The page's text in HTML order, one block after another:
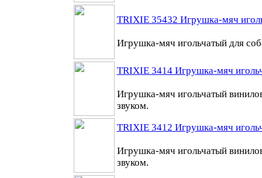
TRIXIE 35432 Игрушка-мяч
Игрушка-мяч игольчатый для
TRIXIE 3414 Игрушка-мяч
Игрушка-мяч игольчатый
звуком.
TRIXIE 3412 Игрушка-мяч
Игрушка-мяч игольчатый
звуком.